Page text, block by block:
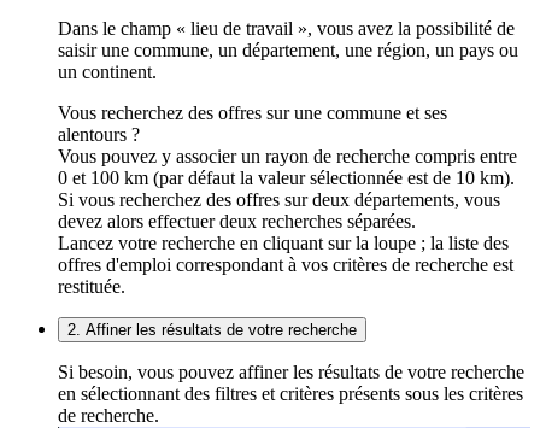
Dans le champ « lieu de travail », vous avez la possibilité de
saisir une commune, un département, une région, un pays ou
un continent.
Vous recherchez des offres sur une commune et ses
alentours ?
Vous pouvez y associer un rayon de recherche compris entre
0 et 100 km (par défaut la valeur sélectionnée est de 10 km).
Si vous recherchez des offres sur deux départements, vous
devez alors effectuer deux recherches séparées.
Lancez votre recherche en cliquant sur la loupe ; la liste des
offres d'emploi correspondant à vos critères de recherche est
restituée.
2. Affiner les résultats de votre recherche
Si besoin, vous pouvez affiner les résultats de votre recherche
en sélectionnant des filtres et critères présents sous les critères
de recherche.